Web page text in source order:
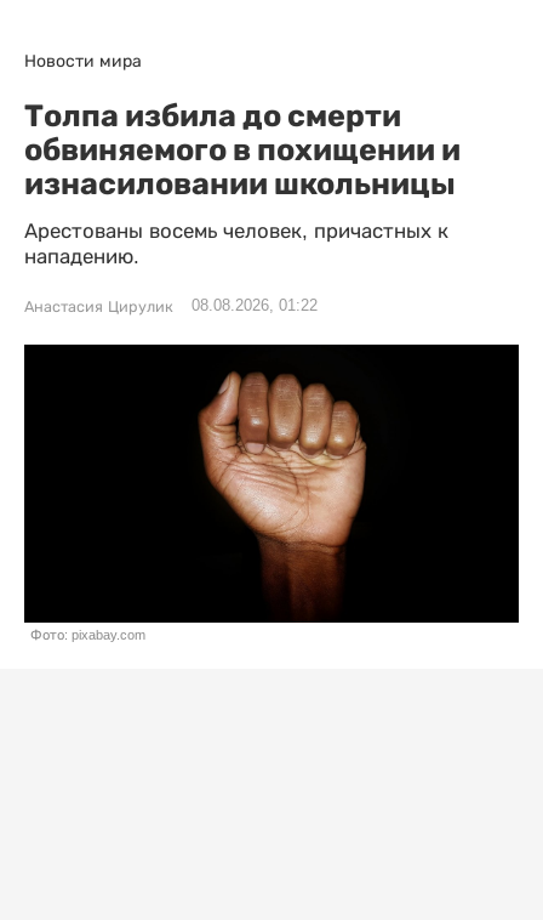
Новости мира
Толпа избила до смерти
обвиняемого в похищении и
изнасиловании школьницы
Арестованы восемь человек, причастных к
нападению.
Анастасия Цирулик 08.08.2026, 01:22
Фото: pixabay.com